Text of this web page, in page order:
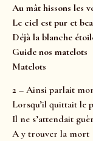
Au mât hissons les
Le ciel est pur et
Déjà la blanche
Guide nos matelots
Matelots
2 – Ainsi parlait
Lorsqu’il quittait le
Il ne s’attendait
A y trouver la mort